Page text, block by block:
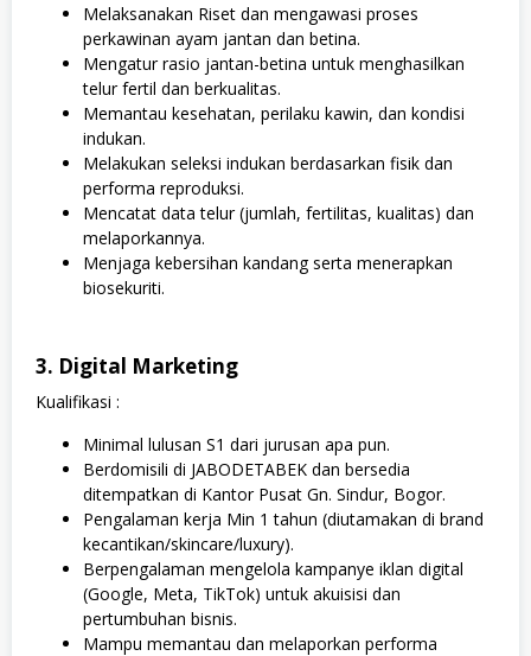
Melaksanakan Riset dan mengawasi proses
perkawinan ayam jantan dan betina.
Mengatur rasio jantan-betina untuk menghasilkan
telur fertil dan berkualitas.
Memantau kesehatan, perilaku kawin, dan kondisi
indukan.
Melakukan seleksi indukan berdasarkan fisik dan
performa reproduksi.
Mencatat data telur (jumlah, fertilitas, kualitas) dan
melaporkannya.
Menjaga kebersihan kandang serta menerapkan
biosekuriti.
3. Digital Marketing
Kualifikasi :
Minimal lulusan S1 dari jurusan apa pun.
Berdomisili di JABODETABEK dan bersedia
ditempatkan di Kantor Pusat Gn. Sindur, Bogor.
Pengalaman kerja Min 1 tahun (diutamakan di brand
kecantikan/skincare/luxury).
Berpengalaman mengelola kampanye iklan digital
(Google, Meta, TikTok) untuk akuisisi dan
pertumbuhan bisnis.
Mampu memantau dan melaporkan performa